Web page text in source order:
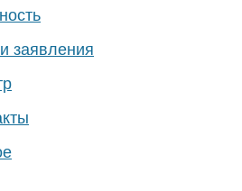
заявления